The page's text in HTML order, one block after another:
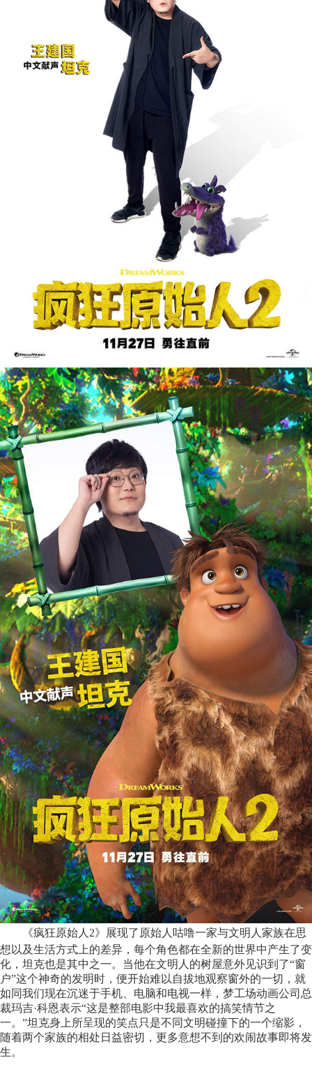
《疯狂原始人 2》展现了原始人咕噜一家与文明人家族在思
想以及生活方式上的差异，每个角色都在全新的世界中产生了变
化，坦克也是其中之一。当他在文明人的树屋意外见识到了“窗
户”这个神奇的发明时，便开始难以自拔地观察窗外的一切，就
如同我们现在沉迷于手机、电脑和电视一样，梦工场动画公司总
裁玛吉·科恩表示“这是整部电影中我最喜欢的搞笑情节之
一。”坦克身上所呈现的笑点只是不同文明碰撞下的一个缩影，
随着两个家族的相处日益密切，更多意想不到的欢闹故事即将发
生。